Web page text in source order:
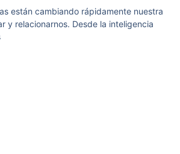
están cambiando rápidamente nuestra
y relacionarnos. Desde la inteligencia